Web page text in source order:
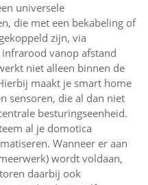
universele
die met een bekabeling of
zijn, via
vanop afstand
niet alleen binnen de
maakt je smart home
sensoren, die al dan niet
besturingseenheid.
al je domotica
Wanneer er aan
wordt voldaan,
daarbij ook